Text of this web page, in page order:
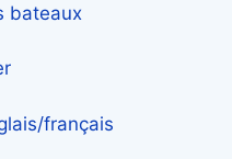
bateaux
français